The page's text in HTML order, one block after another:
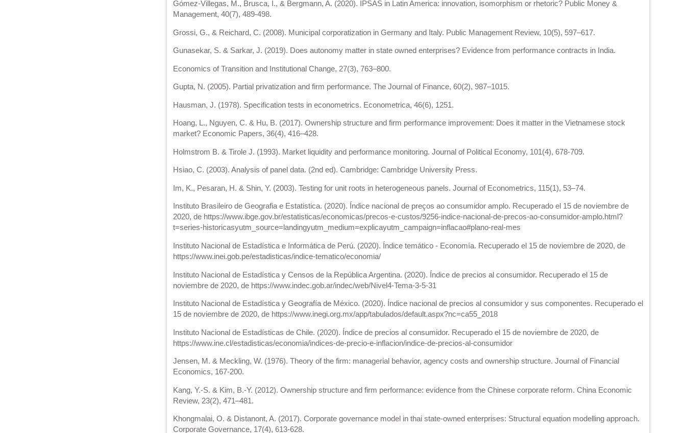
Gómez-Villegas, M., Brusca, I., & Bergmann, A. (2020). IPSAS in Latin America: innovation, isomorphism or rhetoric? Public Money &
Management, 40(7), 489-498.
Grossi, G., & Reichard, C. (2008). Municipal corporatization in Germany and Italy. Public Management Review, 10(5), 597–617.
Gunasekar, S. & Sarkar, J. (2019). Does autonomy matter in state owned enterprises? Evidence from performance contracts in India.
Economics of Transition and Institutional Change, 27(3), 763–800.
Gupta, N. (2005). Partial privatization and firm performance. The Journal of Finance, 60(2), 987–1015.
Hausman, J. (1978). Specification tests in econometrics. Econometrica, 46(6), 1251.
Hoang, L., Nguyen, C. & Hu, B. (2017). Ownership structure and firm performance improvement: Does it matter in the Vietnamese stock
market? Economic Papers, 36(4), 416–428.
Holmstrom B. & Tirole J. (1993). Market liquidity and performance monitoring. Journal of Political Economy, 101(4), 678-709.
Hsiao, C. (2003). Analysis of panel data. (2nd ed). Cambridge: Cambridge University Press.
Im, K., Pesaran, H. & Shin, Y. (2003). Testing for unit roots in heterogeneous panels. Journal of Econometrics, 115(1), 53–74.
Instituto Brasileiro de Geografia e Estatistica. (2020). Índice nacional de preços ao consumidor amplo. Recuperado el 15 de noviembre de
2020, de https://www.ibge.gov.br/estatisticas/economicas/precos-e-custos/9256-indice-nacional-de-precos-ao-consumidor-amplo.html?
t=series-historicasyutm_source=landingyutm_medium=explicayutm_campaign=inflacao#plano-real-mes
Instituto Nacional de Estadística e Informática de Perú. (2020). Índice temático - Economía. Recuperado el 15 de noviembre de 2020, de
https://www.inei.gob.pe/estadisticas/indice-tematico/economia/
Instituto Nacional de Estadística y Censos de la República Argentina. (2020). Índice de precios al consumidor. Recuperado el 15 de
noviembre de 2020, de https://www.indec.gob.ar/indec/web/Nivel4-Tema-3-5-31
Instituto Nacional de Estadística y Geografía de México. (2020). Índice nacional de precios al consumidor y sus componentes. Recuperado el
15 de noviembre de 2020, de https://www.inegi.org.mx/app/tabulados/default.aspx?nc=ca55_2018
Instituto Nacional de Estadísticas de Chile. (2020). Índice de precios al consumidor. Recuperado el 15 de noviembre de 2020, de
https://www.ine.cl/estadisticas/economia/indices-de-precio-e-inflacion/indice-de-precios-al-consumidor
Jensen, M. & Meckling, W. (1976). Theory of the firm: managerial behavior, agency costs and ownership structure. Journal of Financial
Economics, 167-200.
Kang, Y.-S. & Kim, B.-Y. (2012). Ownership structure and firm performance: evidence from the Chinese corporate reform. China Economic
Review, 23(2), 471–481.
Khongmalai, O. & Distanont, A. (2017). Corporate governance model in thai state-owned enterprises: Structural equation modelling approach.
Corporate Governance, 17(4), 613-628.